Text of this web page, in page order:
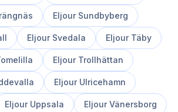
Eljour Sundbyberg
Eljour Svedala Eljour Täby
Eljour Trollhättan
Eljour Ulricehamn
Eljour Uppsala Eljour Vänersborg